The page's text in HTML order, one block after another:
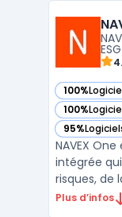
ESG
100%
— voir
100%
— voir
95%
— voir
NAVEX
intégrée
risques, de
Plus d’infos